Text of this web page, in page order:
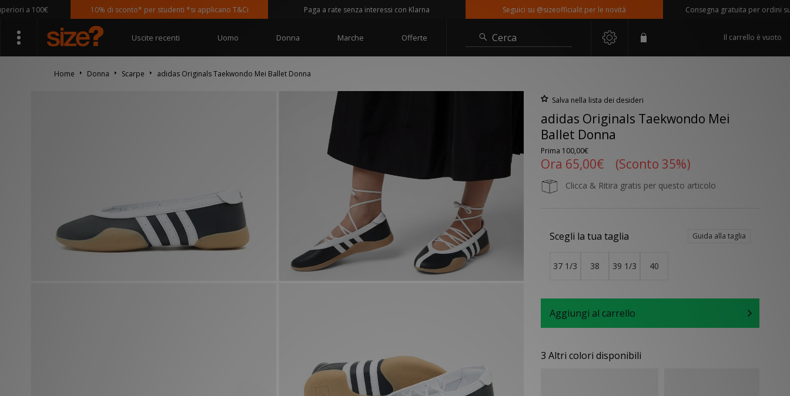
a 100€ 10% di sconto* per studenti *si applicano T&Ci Paga a rate senza interessi con Klarna Seguici su @sizeofficialit per le novità Consegna gratuita per ordini
Uscite recenti Uomo Donna Marche Offerte Cerca Il carrello è vuoto
Home Donna Scarpe adidas Originals Taekwondo Mei Ballet Donna
Salva nella lista dei desideri
adidas Originals Taekwondo Mei
Ballet Donna
Prima 100,00€
Ora 65,00€ (Sconto 35%)
Clicca & Ritira gratis per questo articolo
Scegli la tua taglia Guida alla taglia
37 1/3 38 39 1/3 40
Aggiungi al carrello
3 Altri colori disponibili